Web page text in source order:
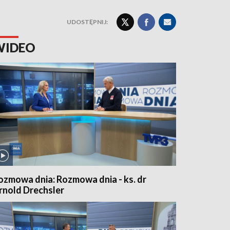
UDOSTĘPNIJ:
dnia: Rozmowa dnia - ks. dr
Drechsler